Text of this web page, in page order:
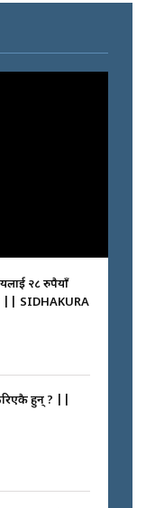
२८ रुपैयाँ
|| SIDHAKURA
हुन् ? ||